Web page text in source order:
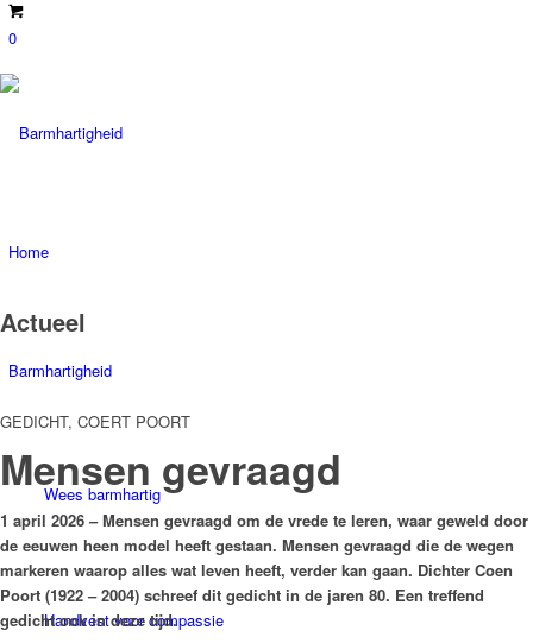
0
Home
Barmhartigheid
Wees barmhartig
Handvest voor compassie
Actueel
GEDICHT, COERT POORT
Mensen gevraagd
1 april 2026 – Mensen gevraagd om de vrede te leren, waar geweld door
de eeuwen heen model heeft gestaan. Mensen gevraagd die de wegen
markeren waarop alles wat leven heeft, verder kan gaan. Dichter Coen
Poort (1922 – 2004) schreef dit gedicht in de jaren 80. Een treffend
gedicht ook in deze tijd.